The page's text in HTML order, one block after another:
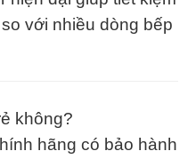
với nhiều dòng bếp
không?
hãng có bảo hành